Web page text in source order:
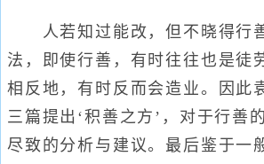
人若知过能改，但不晓得行
法，即使行善，有时往往也是徒
相反地，有时反而会造业。因此
三篇提出‘积善之方’，对于行善
尽致的分析与建议。最后鉴于一